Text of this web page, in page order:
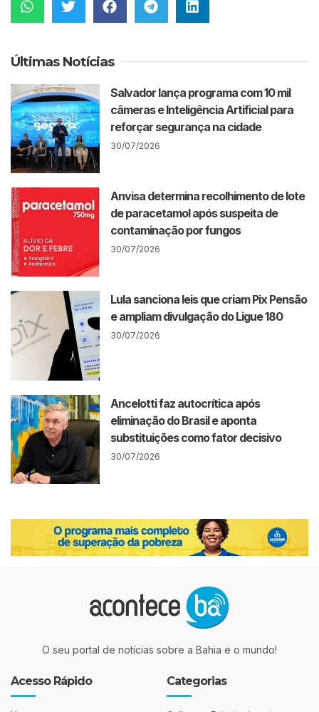
Últimas Notícias
Salvador lança programa com 10 mil
câmeras e Inteligência Artificial para
reforçar segurança na cidade
30/07/2026
Anvisa determina recolhimento de lote
de paracetamol após suspeita de
contaminação por fungos
30/07/2026
Lula sanciona leis que criam Pix Pensão
e ampliam divulgação do Ligue 180
30/07/2026
Ancelotti faz autocrítica após
eliminação do Brasil e aponta
substituições como fator decisivo
30/07/2026
O seu portal de notícias sobre a Bahia e o mundo!
Acesso Rápido Categorias